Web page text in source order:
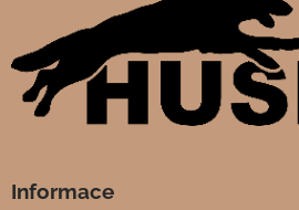
Informace